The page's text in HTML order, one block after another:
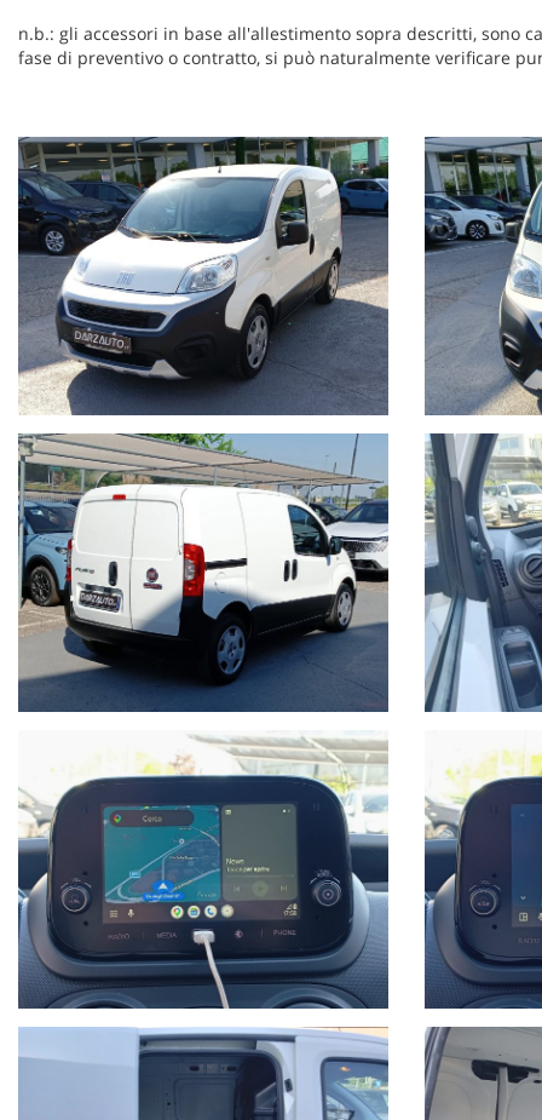
n.b.: gli accessori in base all'allestimento sopra descritti, sono
fase di preventivo o contratto, si può naturalmente verificare